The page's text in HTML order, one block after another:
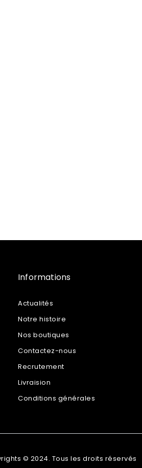
Informations
Actualités
Notre histoire
Nos boutiques
Contactez-nous
Recrutement
Livraision
Conditions générales